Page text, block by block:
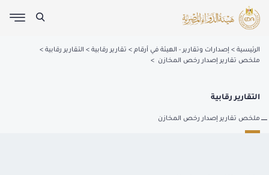
الرئيسية إصدارات وتقارير - الهيئة في أرقام تقارير رقابية
التقارير رقابية
ملخص تقارير إصدار رخص المخازن
التقارير رقابية
ملخص تقارير إصدار رخص المخازن